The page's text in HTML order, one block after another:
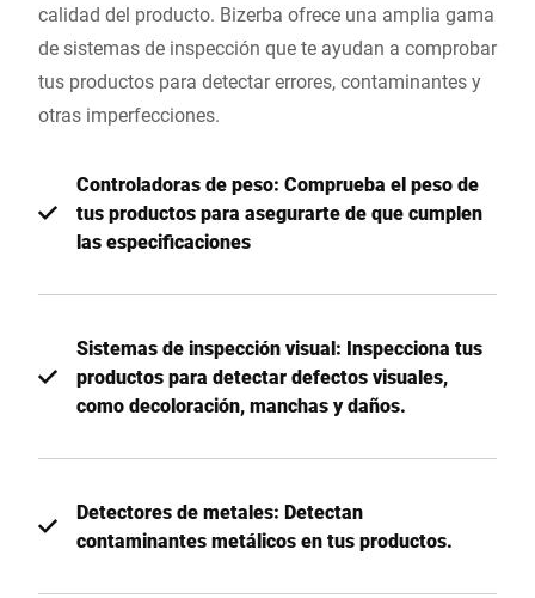
calidad del producto. Bizerba ofrece una amplia gama
de sistemas de inspección que te ayudan a comprobar
tus productos para detectar errores, contaminantes y
otras imperfecciones.
Controladoras de peso: Comprueba el peso de
tus productos para asegurarte de que cumplen
las especificaciones
Sistemas de inspección visual: Inspecciona tus
productos para detectar defectos visuales,
como decoloración, manchas y daños.
Detectores de metales: Detectan
contaminantes metálicos en tus productos.